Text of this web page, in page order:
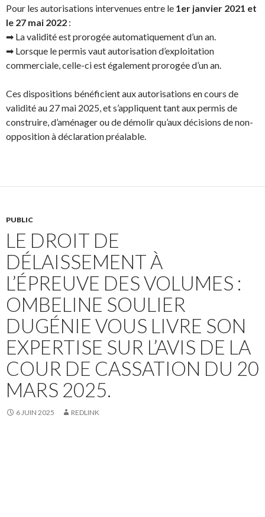
Pour les autorisations intervenues entre le 1er janvier 2021 et
le 27 mai 2022 :
➡ La validité est prorogée automatiquement d’un an.
➡ Lorsque le permis vaut autorisation d’exploitation
commerciale, celle-ci est également prorogée d’un an.
Ces dispositions bénéficient aux autorisations en cours de
validité au 27 mai 2025, et s’appliquent tant aux permis de
construire, d’aménager ou de démolir qu’aux décisions de non-
opposition à déclaration préalable.
PUBLIC
LE DROIT DE
DÉLAISSEMENT À
L’ÉPREUVE DES VOLUMES :
OMBELINE SOULIER
DUGÉNIE VOUS LIVRE SON
EXPERTISE SUR L’AVIS DE LA
COUR DE CASSATION DU 20
MARS 2025.
6 JUIN 2025 REDLINK